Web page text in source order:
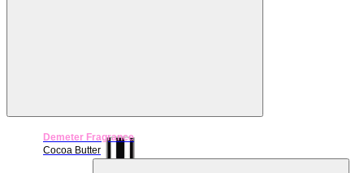
Demeter Fragrance
Cocoa Butter